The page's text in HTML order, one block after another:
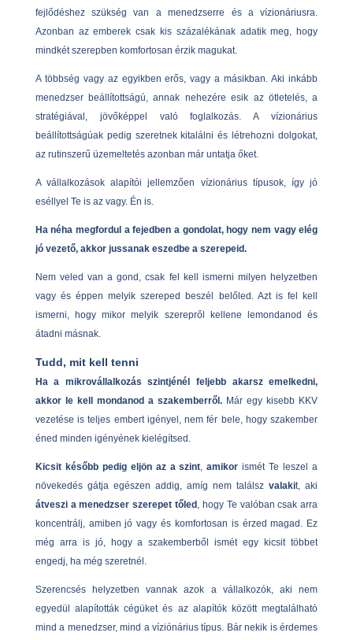
fejlődéshez szükség van a menedzserre és a vízionáriusra.
Azonban az emberek csak kis százalékának adatik meg, hogy
mindkét szerepben komfortosan érzik magukat.
A többség vagy az egyikben erős, vagy a másikban. Aki inkább
menedzser beállítottságú, annak nehezére esik az ötletelés, a
stratégiával, jövőképpel való foglalkozás. A vízionárius
beállítottságúak pedig szeretnek kitalálni és létrehozni dolgokat,
az rutinszerű üzemeltetés azonban már untatja őket.
A vállalkozások alapítói jellemzően vízionárius típusok, így jó
eséllyel Te is az vagy. Én is.
Ha néha megfordul a fejedben a gondolat, hogy nem vagy elég
jó vezető, akkor jussanak eszedbe a szerepeid.
Nem veled van a gond, csak fel kell ismerni milyen helyzetben
vagy és éppen melyik szereped beszél belőled. Azt is fel kell
ismerni, hogy mikor melyik szerepről kellene lemondanod és
átadni másnak.
Tudd, mit kell tenni
Ha a mikrovállalkozás szintjénél feljebb akarsz emelkedni,
akkor le kell mondanod a szakemberről. Már egy kisebb KKV
vezetése is teljes embert igényel, nem fér bele, hogy szakember
éned minden igényének kielégítsed.
Kicsit később pedig eljön az a szint,amikor ismét Te leszel a
növekedés gátja egészen addig, amíg nem találszvalakit, aki
átveszi a menedzser szerepet tőled , hogy Te valóban csak arra
koncentrálj, amiben jó vagy és komfortosan is érzed magad. Ez
még arra is jó, hogy a szakemberből ismét egy kicsit többet
engedj, ha még szeretnél.
Szerencsés helyzetben vannak azok a vállalkozók, aki nem
egyedül alapították cégüket és az alapítók között megtalálható
mind a menedzser, mind a víziónárius típus. Bár nekik is érdemes